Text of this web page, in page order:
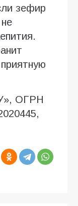
зефир
ОГРН